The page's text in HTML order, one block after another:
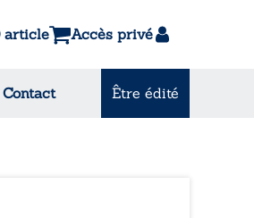
article Accès privé
Contact Être édité